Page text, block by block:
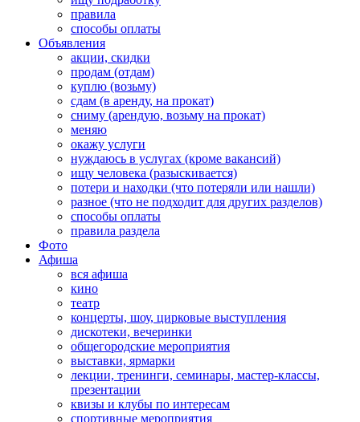
правила
способы оплаты
Объявления
акции, скидки
продам (отдам)
куплю (возьму)
сдам (в аренду, на прокат)
сниму (арендую, возьму на прокат)
меняю
окажу услуги
нуждаюсь в услугах (кроме вакансий)
ищу человека (разыскивается)
потери и находки (что потеряли или нашли)
разное (что не подходит для других разделов)
способы оплаты
правила раздела
Фото
Афиша
вся афиша
кино
театр
концерты, шоу, цирковые выступления
дискотеки, вечеринки
общегородские мероприятия
выставки, ярмарки
лекции, тренинги, семинары, мастер-классы,
презентации
квизы и клубы по интересам
спортивные мероприятия